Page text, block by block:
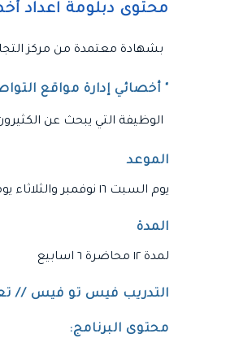
محتوى دبلومة اعداد
بشهادة معتمدة من مركز
" أخصائي إدارة مواقع
الوظيفة التي يبحث عن
الموعد
يوم السبت ١٦ نوفمبر والثلاثاء يومان فى الاسبوع من ٨م إلى ١٠ م توقيت مكة المكرمة
المدة
لمدة ١٢ محاضرة ٦ اسابيع
التدريب فيس تو فيس //
محتوى البرنامج: